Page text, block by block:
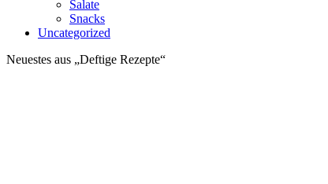
Salate
Snacks
Uncategorized
Neuestes aus „Deftige Rezepte“